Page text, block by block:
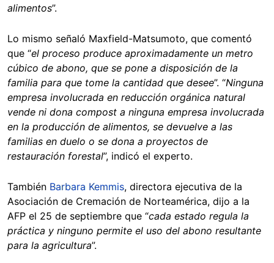
alimentos”.
Lo mismo señaló Maxfield-Matsumoto, que comentó
que “el proceso produce aproximadamente un metro
cúbico de abono, que se pone a disposición de la
familia para que tome la cantidad que desee”. “Ninguna
empresa involucrada en reducción orgánica natural
vende ni dona compost a ninguna empresa involucrada
en la producción de alimentos, se devuelve a las
familias en duelo o se dona a proyectos de
restauración forestal”, indicó el experto.
También Barbara Kemmis, directora ejecutiva de la
Asociación de Cremación de Norteamérica, dijo a la
AFP el 25 de septiembre que “cada estado regula la
práctica y ninguno permite el uso del abono resultante
para la agricultura”.